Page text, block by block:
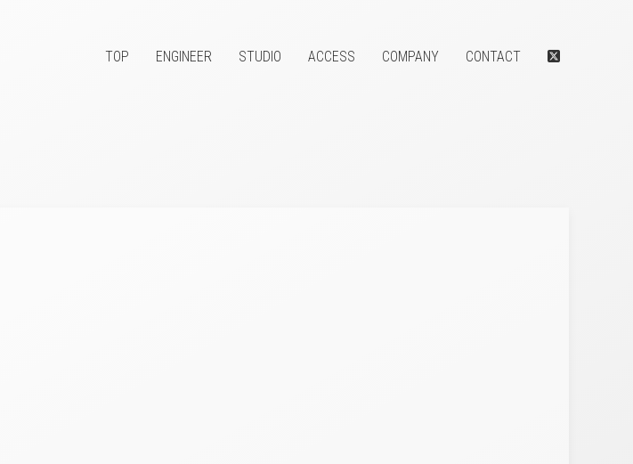
TOP ENGINEER STUDIO ACCESS COMPANY CONTACT